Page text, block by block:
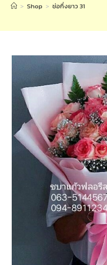
> Shop > ช่อกึ่งยาว 31